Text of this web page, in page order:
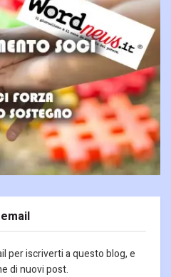
per iscriverti a questo blog, e
di nuovi post.